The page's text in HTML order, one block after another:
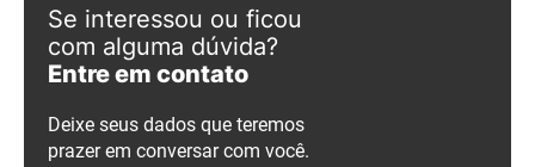
Se interessou ou ficou
com alguma dúvida?
Entre em contato
Deixe seus dados que teremos
prazer em conversar com você.